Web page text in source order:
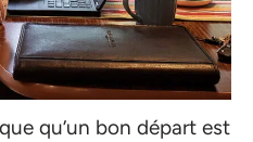
qu’un bon départ est